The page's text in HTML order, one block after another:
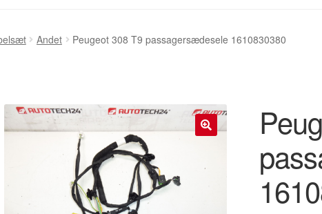
Andet Peugeot 308 T9 passagersædesele 1610830380